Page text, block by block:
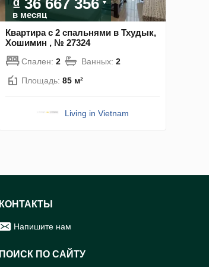
в месяц
Квартира с 2 спальнями в Тхудык,
Хошимин , № 27324
Спален: 2 Ванных: 2
Площадь: 85 м²
Living in Vietnam
КОНТАКТЫ
Напишите нам
ПОИСК ПО САЙТУ